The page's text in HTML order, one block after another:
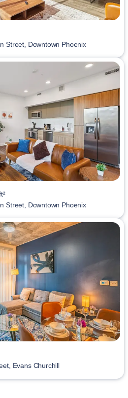
Street, Downtown Phoenix
Street, Downtown Phoenix
Evans Churchill